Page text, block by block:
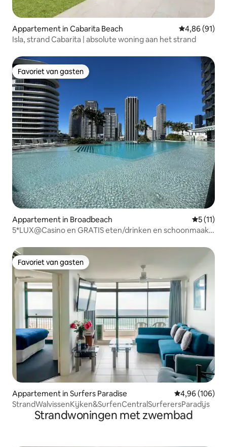
Appartement in Cabarita Beach Gemiddelde
4,86 (91)
Isla, strand Cabarita | absolute woning aan het strand
Favoriet van gasten
Favoriet van gasten
Appartement in Broadbeach
5 (11)
5*LUX@Casino en GRATIS eten/drinken en schoonmaak
Favoriet van gasten
Favoriet van gasten
Appartement in Surfers Paradise Gemiddelde
4,96 (106)
StrandWalvissenKijken&SurfenCentralSurferersParadijs
Strandwoningen met zwembad